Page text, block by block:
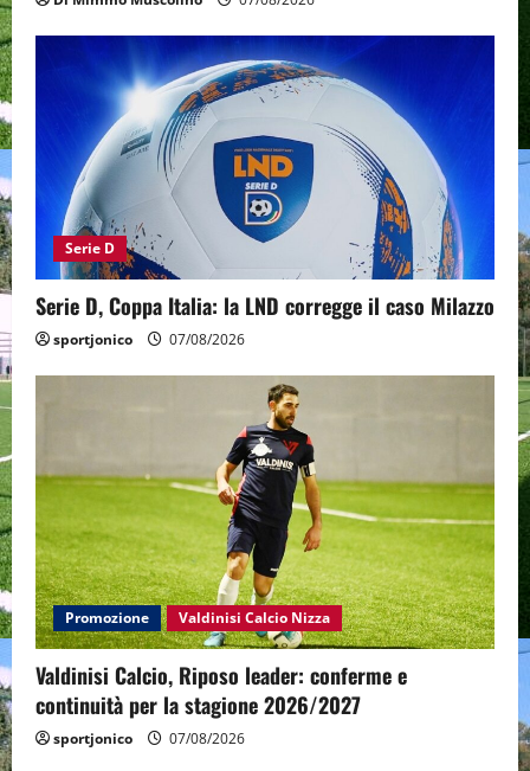
Serie D
Serie D, Coppa Italia: la LND corregge il caso Milazzo
sportjonico 07/08/2026
Promozione Valdinisi Calcio Nizza
Valdinisi Calcio, Riposo leader: conferme e
continuità per la stagione 2026/2027
sportjonico 07/08/2026